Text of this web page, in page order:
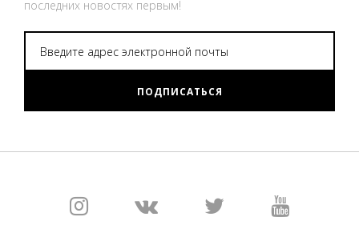
последних новостях первым!
ПОДПИСАТЬСЯ